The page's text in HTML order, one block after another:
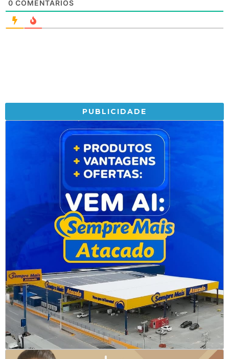
0 COMENTÁRIOS
PUBLICIDADE